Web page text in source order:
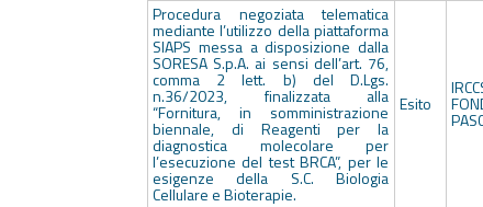
Procedura negoziata telematica
mediante l’utilizzo della piattaforma
SIAPS messa a disposizione dalla
SORESA S.p.A. ai sensi dell’art. 76,
comma 2 lett. b) del D.Lgs.
n.36/2023, finalizzata alla
“Fornitura, in somministrazione
biennale, di Reagenti per la
diagnostica molecolare per
l’esecuzione del test BRCA”, per le
esigenze della S.C. Biologia
Cellulare e Bioterapie.
Esito